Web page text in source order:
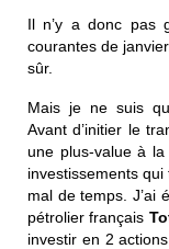
Il n’y a donc pas
courantes de
sûr.
Mais je ne suis
Avant d’initier le
une plus-value à
investissements
mal de temps. J’ai
pétrolier français
investir en 2